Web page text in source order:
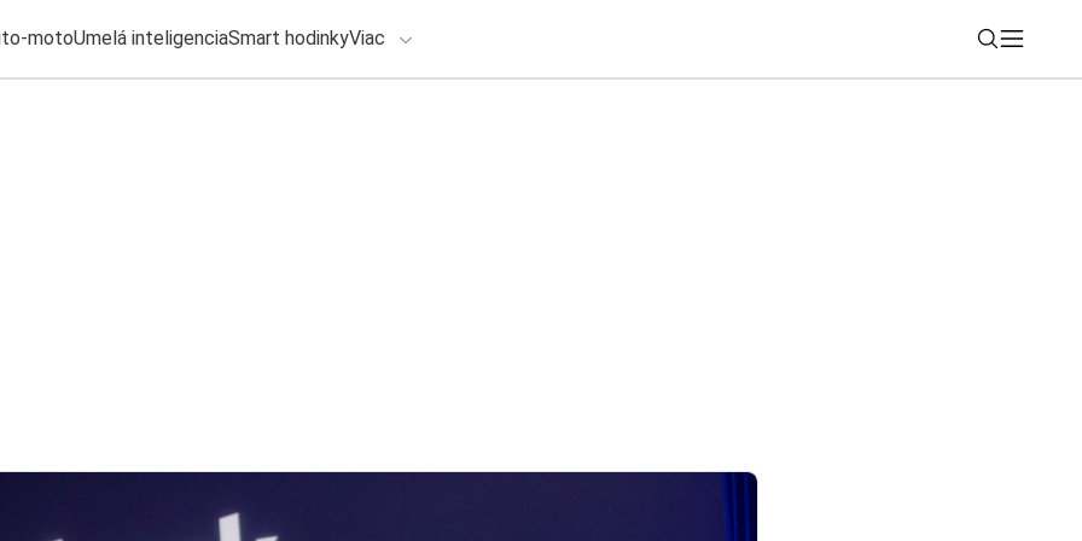
motoUmelá inteligenciaSmart hodinkyViac